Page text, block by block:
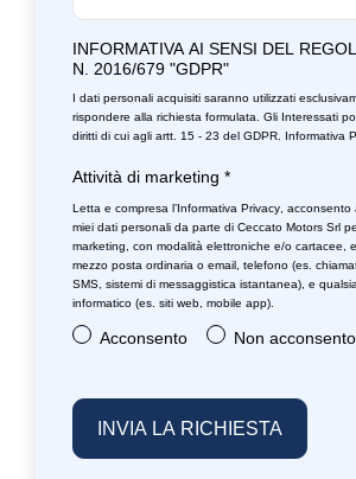
INFORMATIVA AI SENSI DEL
N. 2016/679 "GDPR"
I dati personali acquisiti saranno utilizzati
rispondere alla richiesta formulata. Gli Interessati
diritti di cui agli artt. 15 - 23 del GDPR. Informativa
Attività di marketing *
Letta e compresa l’Informativa Privacy ,
miei dati personali da parte di Ceccato Motors Srl
marketing, con modalità elettroniche e/o cartacee,
mezzo posta ordinaria o email, telefono (es.
SMS, sistemi di messaggistica istantanea), e
informatico (es. siti web, mobile app).
Acconsento Non acconsento